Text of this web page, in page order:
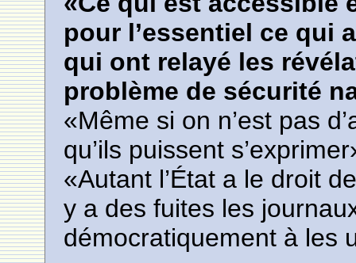
pour l’essentiel ce qui
qui ont relayé les
problème de sécurité
«Même si on n’est pas
qu’ils puissent
«Autant l’État a le droit
y a des fuites les
démocratiquement à les